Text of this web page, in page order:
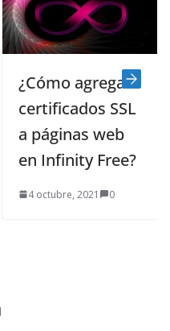
¿Cómo agregar
certificados SSL
a páginas web
en Infinity Free?
4 octubre, 2021 0